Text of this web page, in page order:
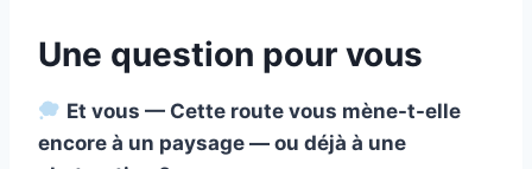
Une question pour vous
Et vous — Cette route vous mène-t-elle
encore à un paysage — ou déjà à une